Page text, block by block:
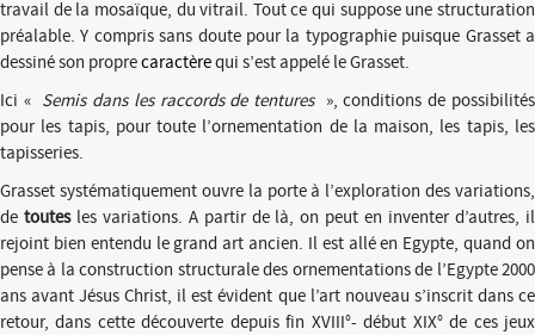
travail de la mosaïque, du vitrail. Tout ce qui suppose une structuration
préalable. Y compris sans doute pour la typographie puisque Grasset a
dessiné son proprecaractèrequi s’est appelé le Grasset.
Ici « Semis dans les raccords de tentures », conditions de possibilités
pour les tapis, pour toute l’ornementation de la maison, les tapis, les
tapisseries.
Grasset systématiquement ouvre la porte à l’exploration des variations,
de toutesles variations. A partir de là, on peut en inventer d’autres, il
rejoint bien entendu le grand art ancien. Il est allé en Egypte, quand on
pense à la construction structurale des ornementations de l’Egypte 2000
ans avant Jésus Christ, il est évident que l’art nouveau s’inscrit dans ce
retour, dans cette découverte depuis fin XVIII°- début XIX° de ces jeux